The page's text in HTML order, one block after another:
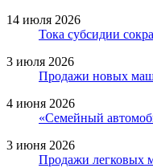
14 июля 2026
Тока субсидии
3 июля 2026
Продажи новых
4 июня 2026
«Семейный
3 июня 2026
Продажи легковых